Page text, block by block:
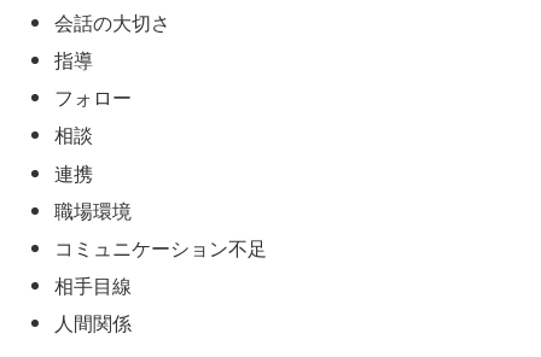
会話の大切さ
指導
フォロー
相談
連携
職場環境
コミュニケーション不足
相手目線
人間関係